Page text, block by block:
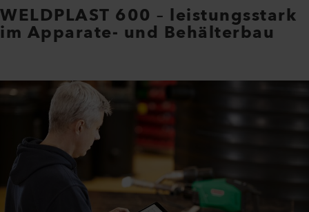
WELDPLAST 600 – leistungsstark
im Apparate- und Behälterbau